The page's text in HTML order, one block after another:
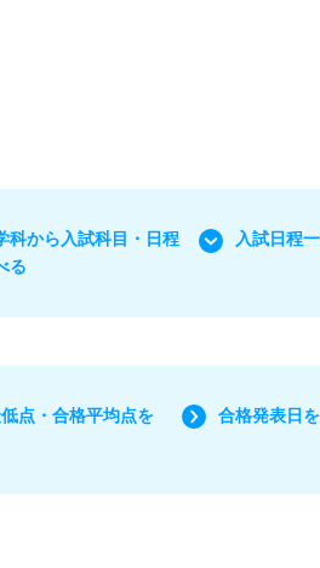
科から入試科目・日程
る
入試日程
点・合格平均点を
合格発表日